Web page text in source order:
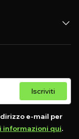
Iscriviti
e-mail per
informazioni qui.